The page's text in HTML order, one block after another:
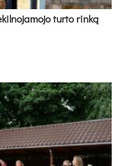
turto rinką